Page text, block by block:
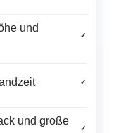
und
✓
✓
und große
✓